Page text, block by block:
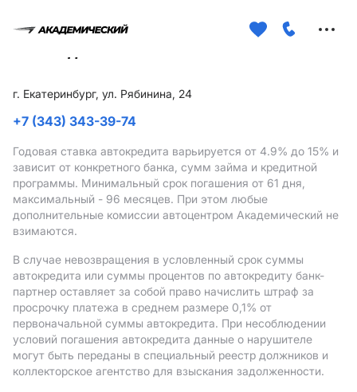
г. Екатеринбург, ул. Рябинина, 24
+7 (343) 343-39-74
Годовая ставка автокредита варьируется от 4.9% до 15% и
зависит от конкретного банка, сумм займа и кредитной
программы. Минимальный срок погашения от 61 дня,
максимальный - 96 месяцев. При этом любые
дополнительные комиссии автоцентром Академический не
взимаются.
В случае невозвращения в условленный срок суммы
автокредита или суммы процентов по автокредиту банк-
партнер оставляет за собой право начислить штраф за
просрочку платежа в среднем размере 0,1% от
первоначальной суммы автокредита. При несоблюдении
условий погашения автокредита данные о нарушителе
могут быть переданы в специальный реестр должников и
коллекторское агентство для взыскания задолженности.